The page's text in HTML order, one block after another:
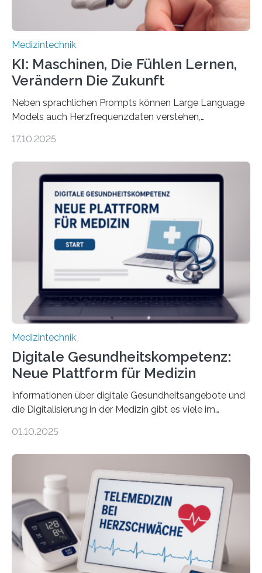
Medizintechnik
KI: Maschinen, Die Fühlen Lernen,
Verändern Die Zukunft
Neben sprachlichen Prompts können Large Language
Models auch Herzfrequenzdaten verstehen,
haben Dr. Morris Gellisch, ehemals an der Ruhr-
und Boris Burr von der Ruhr-Universität Bochum in
dafür eine technische Schnittstelle, über die
physiologische Daten in Echtzeit an das Sprachmodell
übermittelt werden können. Die Künstliche Intelligenz
kann dadurch auch die Sprache des Körpers
einbeziehen, auf die Menschen keinen bewussten
Einfluss nehmen. Das eröffnet…
17.10.2025
Medizintechnik
Digitale Gesundheitskompetenz:
Neue Plattform für Medizin
Informationen über digitale Gesundheitsangebote und
die Digitalisierung in der Medizin gibt es viele im
seriösen und wissenschaftlich abgesicherten Inhalten?
Forscherinnen der Technischen Universität Dresden
(TUD) richtet sich das Portal sowohl an Patientinnen
und Patienten, aber ebenso an medizinisches
Fachpersonal. Für all diese Zielgruppen bietet sie
speziell zugeschnittene Informationen, um deren
digitale Gesundheitskompetenz zu steigern. MiHUBx ist
01.10.2025